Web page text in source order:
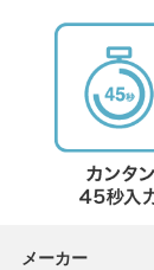
メーカー